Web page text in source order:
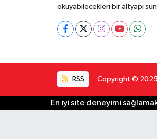
okuyabilecekleri bir altyapı
RSS Copyright © 2025.
En iyi site deneyimi